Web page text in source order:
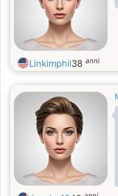
Linkimphil38 anni